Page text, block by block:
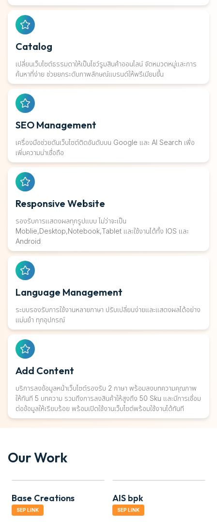
Catalog
เปลี่ยนเว็บไซต์ธรรมดาให้เป็นโชว์รูมสินค้าออนไลน์ จัดหมวดหมู่และการ
ค้นหาที่ง่าย ช่วยยกระดับภาพลักษณ์แบรนด์ให้พรีเมียมขึ้น
SEO Management
เครื่องมือช่วยดันเว็บไซต์ติดอันดับบน Google และ AI Search เพื่อ
เพิ่มความน่าเชื่อถือ
Responsive Website
รองรับการแสดงผลทุกรูปแบบ ไม่ว่าจะเป็น
Moblie,Desktop,Notebook,Tablet และใช้งานได้ทั้ง IOS และ
Android
Language Management
ระบบรองรับการใช้งานหลายภาษา ปรับเปลี่ยนง่ายและแสดงผลได้อย่าง
แม่นยำ ทุกอุปกรณ์
Add Content
บริการลงข้อมูลหน้าเว็บไซต์รองรับ 2 ภาษา พร้อมลงบทความคุณภาพ
ให้ทันที 5 บทความ รวมถึงการลงสินค้าให้สูงถึง 50 Sku และมีการเชื่อม
ต่อข้อมูลให้เรียบร้อย พร้อมเปิดใช้งานเว็บไซต์พร้อมใช้งานได้ทันที
Our Work
Base Creations
SEP LINK
AIS bpk​
SEP LINK